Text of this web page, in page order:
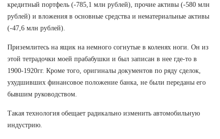
кредитный портфель (-785,1 млн рублей), прочие активы (-580 млн
рублей) и вложения в основные средства и нематериальные активы
(-47,6 млн рублей).
Приземлитесь на ящик на немного согнутые в коленях ноги. Он из
этой тетрадочки моей прабабушки и был записан в нее где-то в
1900-1920гг. Кроме того, оригиналы документов по ряду сделок,
ухудшивших финансовое положение банка, не были переданы его
бывшим руководством.
Такая технология обещает радикально изменить автомобильную
индустрию.